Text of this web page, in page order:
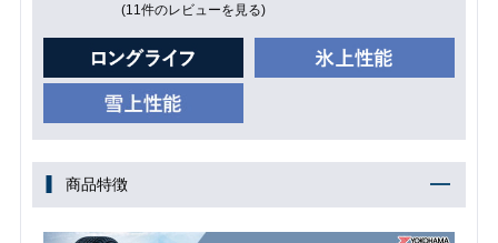
(11件のレビューを見る)
商品特徴